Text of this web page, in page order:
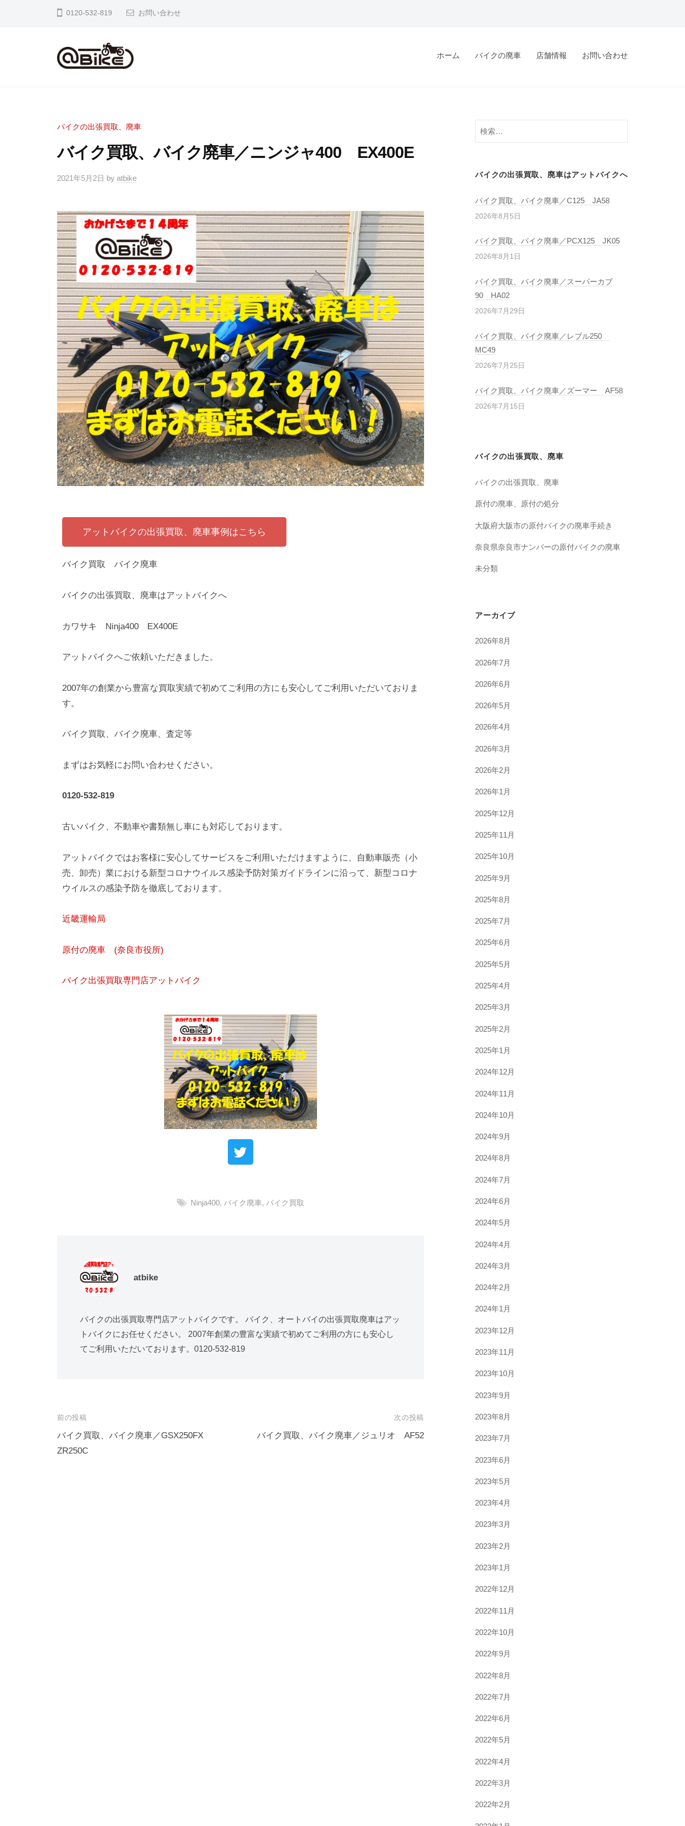
0120-532-819 お問い合わせ
の
張
買
専
門
店
ア
ッ
ト
バ
イ
ク
阪
内
バ
イ
ク
出
張
買
取
り
・
引
取
り
・
廃
車
な
ら
ホーム バイクの廃車 店舗情報 お問い合わせ
バイクの出張買取、廃車
バイク買取、バイク廃車／ニンジャ400 EX400E
2021年5月2日 by atbike
アットバイクの出張買取、廃車事例はこちら
バイク買取 バイク廃車
バイクの出張買取、廃車はアットバイクへ
カワサキ Ninja400 EX400E
アットバイクへご依頼いただきました。
2007年の創業から豊富な買取実績で初めてご利用の方にも安心してご利用いただいておりま
す。
バイク買取、バイク廃車、査定等
まずはお気軽にお問い合わせください。
0120-532-819
古いバイク、不動車や書類無し車にも対応しております。
アットバイクではお客様に安心してサービスをご利用いただけますように、自動車販売（小
売、卸売）業における新型コロナウイルス感染予防対策ガイドラインに沿って、新型コロナ
ウイルスの感染予防を徹底しております。
近畿運輸局
原付の廃車 (奈良市役所)
バイク出張買取専門店アットバイク
Ninja400, バイク廃車, バイク買取
atbike
バイクの出張買取専門店アットバイクです。 バイク、オートバイの出張買取廃車はアッ
トバイクにお任せください。 2007年創業の豊富な実績で初めてご利用の方にも安心し
てご利用いただいております。0120-532-819
前の投稿
バイク買取、バイク廃車／GSX250FX
ZR250C
次の投稿
バイク買取、バイク廃車／ジュリオ AF52
バイクの出張買取、廃車はアットバイクへ
バイク買取、バイク廃車／C125 JA58
2026年8月5日
バイク買取、バイク廃車／PCX125 JK05
2026年8月1日
バイク買取、バイク廃車／スーパーカブ
90 HA02
2026年7月29日
バイク買取、バイク廃車／レブル250
MC49
2026年7月25日
バイク買取、バイク廃車／ズーマー AF58
2026年7月15日
バイクの出張買取、廃車
バイクの出張買取、廃車
原付の廃車、原付の処分
大阪府大阪市の原付バイクの廃車手続き
奈良県奈良市ナンバーの原付バイクの廃車
未分類
アーカイブ
2026年8月
2026年7月
2026年6月
2026年5月
2026年4月
2026年3月
2026年2月
2026年1月
2025年12月
2025年11月
2025年10月
2025年9月
2025年8月
2025年7月
2025年6月
2025年5月
2025年4月
2025年3月
2025年2月
2025年1月
2024年12月
2024年11月
2024年10月
2024年9月
2024年8月
2024年7月
2024年6月
2024年5月
2024年4月
2024年3月
2024年2月
2024年1月
2023年12月
2023年11月
2023年10月
2023年9月
2023年8月
2023年7月
2023年6月
2023年5月
2023年4月
2023年3月
2023年2月
2023年1月
2022年12月
2022年11月
2022年10月
2022年9月
2022年8月
2022年7月
2022年6月
2022年5月
2022年4月
2022年3月
2022年2月
イ
出
張
門
ア
ト
イ
ク